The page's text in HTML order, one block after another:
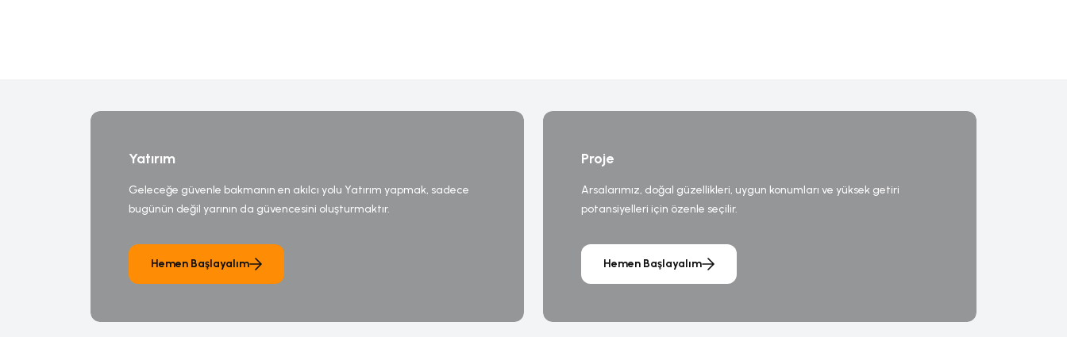
Yatırım
Geleceğe güvenle bakmanın en akılcı yolu Yatırım yapmak, sadece
bugünün değil yarının da güvencesini oluşturmaktır.
Hemen Başlayalım
Proje
Arsalarımız, doğal güzellikleri, uygun konumları ve yüksek getiri
potansiyelleri için özenle seçilir.
Hemen Başlayalım